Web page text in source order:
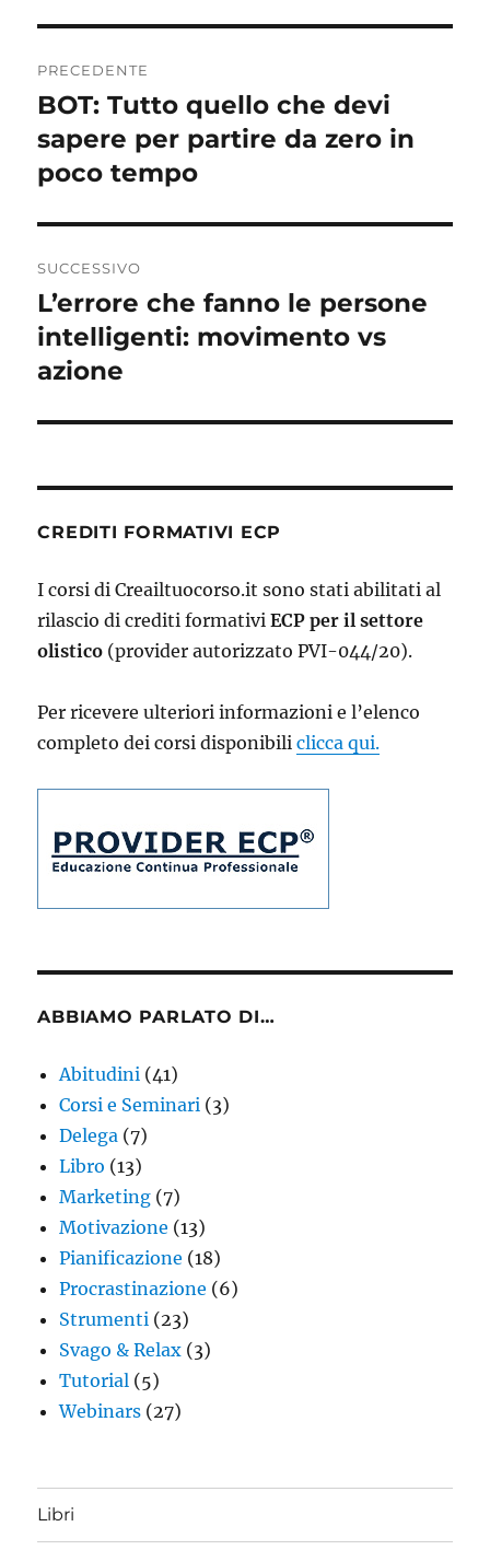
articoli
PRECEDENTE
Articolo
precedente:
BOT: Tutto quello che devi
sapere per partire da zero in
poco tempo
SUCCESSIVO
Articolo
successivo:
L’errore che fanno le persone
intelligenti: movimento vs
azione
CREDITI FORMATIVI ECP
I corsi di Creailtuocorso.it sono stati abilitati al
rilascio di crediti formativiECP per il settore
olistico (provider autorizzato PVI-044/20).
Per ricevere ulteriori informazioni e l’elenco
completo dei corsi disponibiliclicca qui.
ABBIAMO PARLATO DI…
Abitudini (41)
Corsi e Seminari (3)
Delega (7)
Libro (13)
Marketing (7)
Motivazione (13)
Pianificazione (18)
Procrastinazione (6)
Strumenti (23)
Svago & Relax (3)
Tutorial (5)
Webinars (27)
Libri